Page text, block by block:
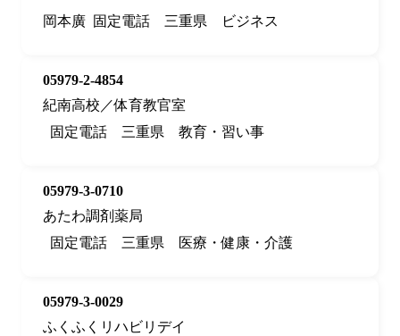
岡本廣 固定電話 三重県 ビジネス
05979-2-4854
紀南高校／体育教官室
固定電話
三重県 教育・習い事
05979-3-0710
あたわ調剤薬局
固定電話
三重県 医療・健康・介護
05979-3-0029
ふくふくリハビリデイ